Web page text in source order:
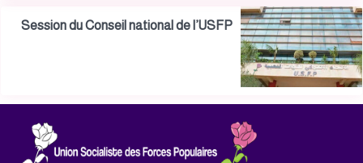
Session du Conseil national de l’USFP